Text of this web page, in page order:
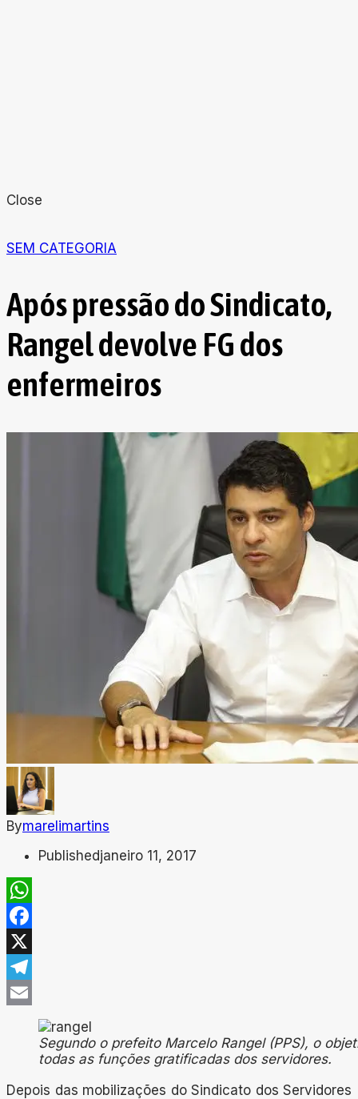
Close
SEM CATEGORIA
Após pressão do Sindicato,
Rangel devolve FG dos
enfermeiros
Bymarelimartins
Publishedjaneiro 11, 2017
WhatsApp
Facebook
X
Telegram
Email
Segundo o prefeito Marcelo Rangel (PPS), o
todas as funções gratificadas dos servidores.
Depois das mobilizações do Sindicato dos Servidores